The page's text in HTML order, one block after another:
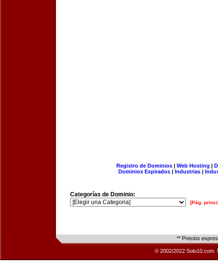
Registro de Dominios| Web Hosting |
Dominios Expirados | Industrias |
Categorías de Dominio:
[Pág.
** Precios
© 2002/2022 Solo10.com